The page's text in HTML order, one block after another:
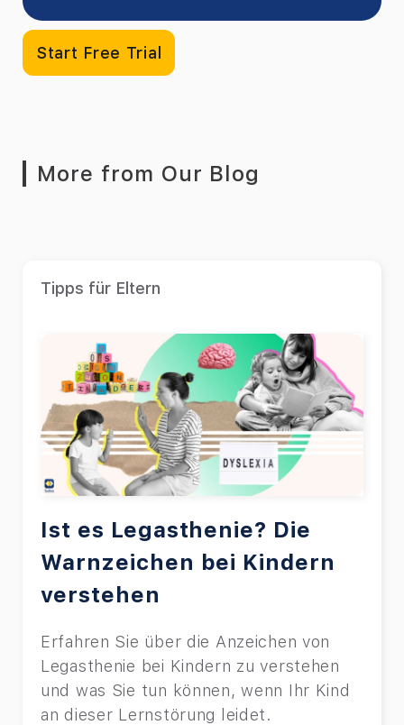
Start Free Trial
More from Our Blog
Tipps für Eltern
Ist es Legasthenie? Die
Warnzeichen bei Kindern
verstehen
Erfahren Sie über die Anzeichen von
Legasthenie bei Kindern zu verstehen
und was Sie tun können, wenn Ihr Kind
an dieser Lernstörung leidet.